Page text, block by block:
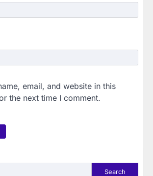
email, and website in this
the next time I comment.
Search